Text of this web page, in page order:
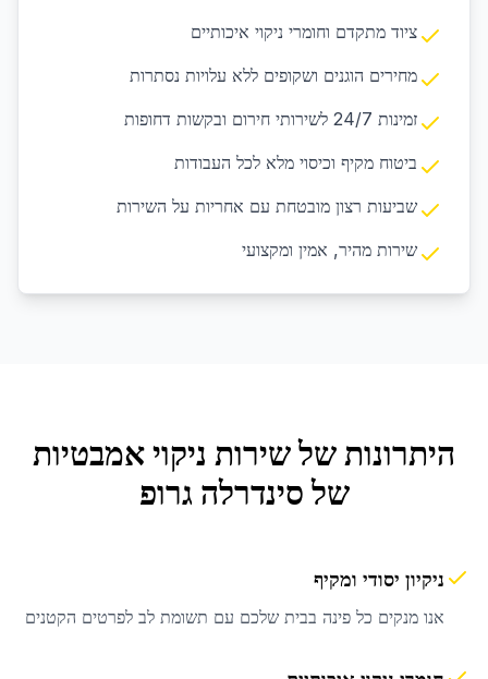
ציוד מתקדם וחומרי ניקוי איכותיים
מחירים הוגנים ושקופים ללא עלויות נסתרות
זמינות 24/7 לשירותי חירום ובקשות דחופות
ביטוח מקיף וכיסוי מלא לכל העבודות
שביעות רצון מובטחת עם אחריות על השירות
שירות מהיר, אמין ומקצועי
היתרונות של שירות ניקוי אמבטיות
של סינדרלה גרופ
ניקיון יסודי ומקיף
אנו מנקים כל פינה בבית שלכם עם תשומת לב לפרטים הקטנים